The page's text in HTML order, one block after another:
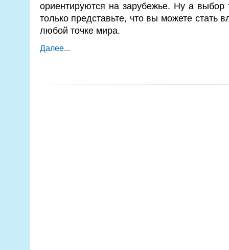
ориентируются на зарубежье. Ну а выбор
только представьте, что вы можете стать
любой точке мира.
Далее...